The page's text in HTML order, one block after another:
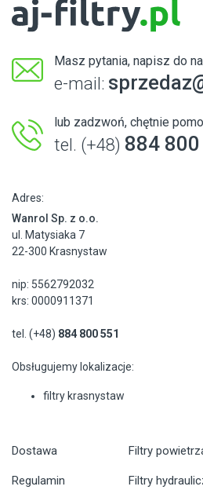
Masz pytania, napisz do
e-mail:
lub zadzwoń, chętnie
tel. (+48) 884 800
Adres:
Wanrol Sp. z o.o.
ul. Matysiaka 7
22-300 Krasnystaw
nip: 5562792032
krs: 0000911371
tel. (+48) 884 800 551
Obsługujemy lokalizacje:
filtry krasnystaw
Dostawa
Regulamin
Filtry
Filtry